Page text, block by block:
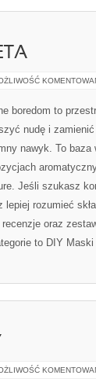
boredom to
nudę i
nawyk. To
Jeśli szukasz
lepiej rozumieć
oraz
to DIY